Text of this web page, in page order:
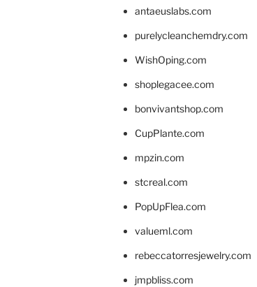
antaeuslabs.com
purelycleanchemdry.com
WishOping.com
shoplegacee.com
bonvivantshop.com
CupPlante.com
mpzin.com
stcreal.com
PopUpFlea.com
valueml.com
rebeccatorresjewelry.com
jmpbliss.com